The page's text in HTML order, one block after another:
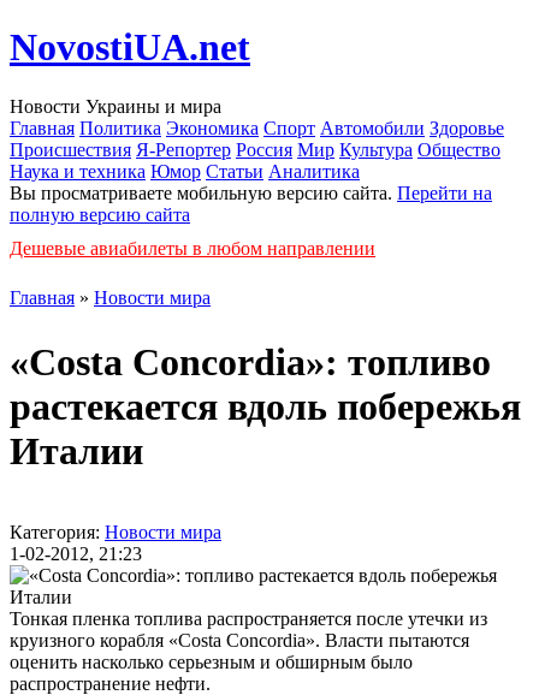
NovostiUA.net
Новости Украины и мира
Главная Политика Экономика Спорт Автомобили Здоровье
Происшествия Я-Репортер Россия Мир Культура Общество
Наука и техника Юмор Статьи Аналитика
Вы просматриваете мобильную версию сайта. Перейти на
полную версию сайта
Дешевые авиабилеты в любом направлении
Главная » Новости мира
«Costa Concordia»: топливо
растекается вдоль побережья
Италии
Категория: Новости мира
1-02-2012, 21:23
Тонкая пленка топлива распространяется после утечки из
круизного корабля «Costa Concordia». Власти пытаются
оценить насколько серьезным и обширным было
распространение нефти.